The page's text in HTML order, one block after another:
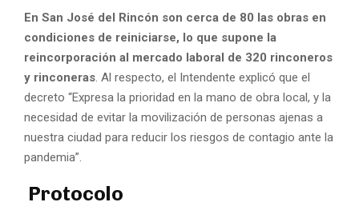
En San José del Rincón son cerca de 80 las obras en
condiciones de reiniciarse, lo que supone la
reincorporación al mercado laboral de 320 rinconeros
y rinconeras . Al respecto, el Intendente explicó que el
decreto “Expresa la prioridad en la mano de obra local, y la
necesidad de evitar la movilización de personas ajenas a
nuestra ciudad para reducir los riesgos de contagio ante la
pandemia”.
Protocolo